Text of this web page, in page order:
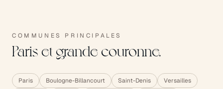
COMMUNES PRINCIPALES
Paris et grande couronne.
Paris Boulogne-Billancourt Saint-Denis
Versailles